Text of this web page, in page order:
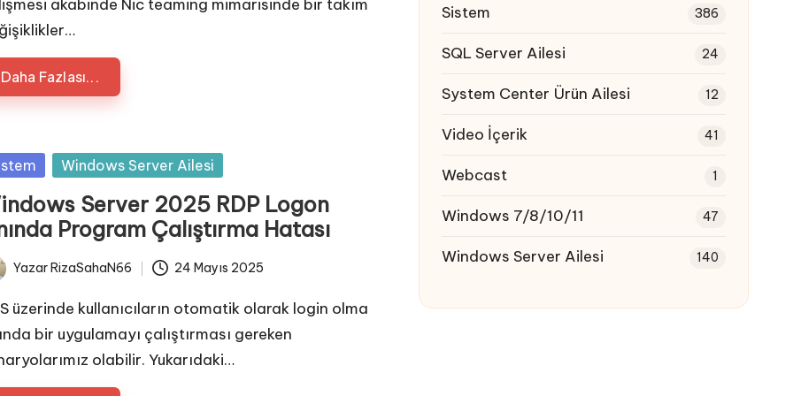
akabinde Nic teaming mimarisinde bir takım
Daha Fazlası...
Windows Server Ailesi
Server 2025 RDP Logon
Program Çalıştırma Hatası
Yazar RizaSahaN66 24 Mayıs 2025
üzerinde kullanıcıların otomatik olarak login olma
bir uygulamayı çalıştırması gereken
olabilir. Yukarıdaki…
Sistem 386
SQL Server Ailesi 24
System Center Ürün Ailesi 12
Video İçerik 41
Webcast 1
Windows 7/8/10/11 47
Windows Server Ailesi 140